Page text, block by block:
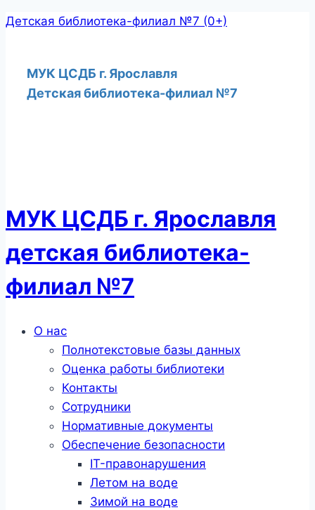
Перейти
Детская библиотека-филиал №7 (0+)
МУК ЦСДБ г. Ярославля
Детская библиотека-филиал №7
МУК ЦСДБ г. Ярославля
детская библиотека-
филиал №7
МенюО нас
Полнотекстовые базы данных
Оценка работы библиотеки
Контакты
Сотрудники
Нормативные документы
Обеспечение безопасности
IT-правонарушения
Летом на воде
Зимой на воде